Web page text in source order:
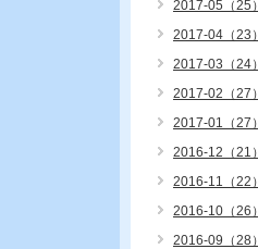
2017-05（25）
2017-04（23）
2017-03（24）
2017-02（27）
2017-01（27）
2016-12（21）
2016-11（22）
2016-10（26）
2016-09（28）